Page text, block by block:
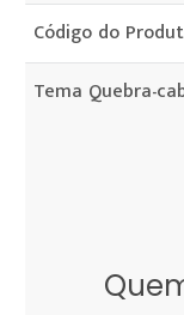
Código do
Tema Quebra-